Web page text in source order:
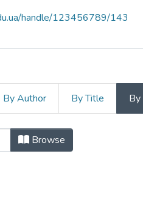
handle/123456789/143
By Author By Title
and
Browse